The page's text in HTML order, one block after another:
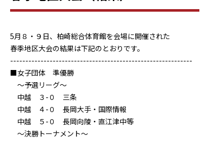
5月８・９日、柏崎総合体育館を会場に開催された
春季地区大会の結果は下記のとおりです。
------------------------------------------------------------
■女子団体 準優勝
～予選リーグ～
中越 ３-０ 三条
中越 ４-０ 長岡大手・国際情報
中越 ５-０ 長岡向陵・直江津中等
～決勝トーナメント～